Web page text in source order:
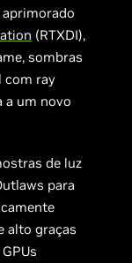
(RTXDI),
sombras
com ray
a um novo
de luz
para
alto graças